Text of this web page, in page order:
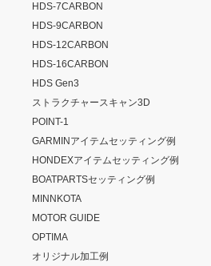
HDS-7CARBON
HDS-9CARBON
HDS-12CARBON
HDS-16CARBON
HDS Gen3
ストラクチャースキャン3D
POINT-1
GARMINアイテムセッティング例
HONDEXアイテムセッティング例
BOATPARTSセッティング例
MINNKOTA
MOTOR GUIDE
OPTIMA
オリジナル加工例